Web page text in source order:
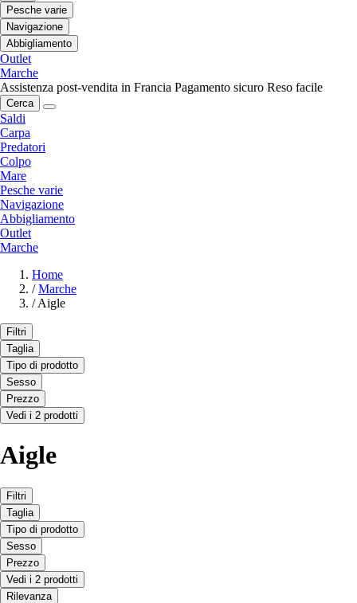
Pesche varie
Navigazione
Abbigliamento
Outlet
Marche
Assistenza post-vendita in Francia Pagamento sicuro Reso facile
Cerca
Saldi
Carpa
Predatori
Colpo
Mare
Pesche varie
Navigazione
Abbigliamento
Outlet
Marche
Home
/ Marche
/ Aigle
Filtri
Taglia
Tipo di prodotto
Sesso
Prezzo
Vedi i 2 prodotti
Aigle
Filtri
Taglia
Tipo di prodotto
Sesso
Prezzo
Vedi i 2 prodotti
Rilevanza